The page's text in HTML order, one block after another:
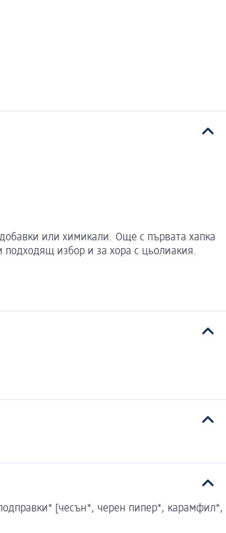
или химикали. Още с първата хапка
подходящ избор и за хора с цьолиакия.
[чесън*, черен пипер*, карамфил*,